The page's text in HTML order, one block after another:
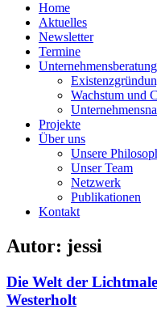
Home
Aktuelles
Newsletter
Termine
Unternehmensberatung
Wachstum und
Projekte
Über uns
Unsere
Unser Team
Netzwerk
Publikationen
Kontakt
Autor: jessi
Die Welt der
Westerholt